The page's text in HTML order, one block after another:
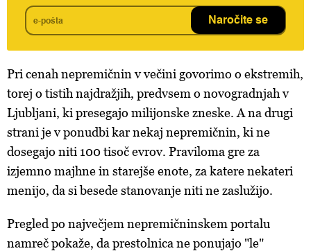
Naročite se
Pri cenah nepremičnin v večini govorimo o ekstremih,
torej o tistih najdražjih, predvsem o novogradnjah v
Ljubljani, ki presegajo milijonske zneske. A na drugi
strani je v ponudbi kar nekaj nepremičnin, ki ne
dosegajo niti 100 tisoč evrov. Praviloma gre za
izjemno majhne in starejše enote, za katere nekateri
menijo, da si besede stanovanje niti ne zaslužijo.
Pregled po največjem nepremičninskem portalu
namreč pokaže, da prestolnica ne ponujajo "le"